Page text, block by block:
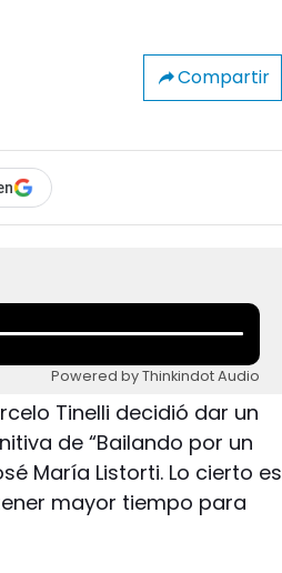
Compartir
Powered by Thinkindot Audio
Tinelli decidió dar un
de “Bailando por un
María Listorti. Lo cierto es
mayor tiempo para